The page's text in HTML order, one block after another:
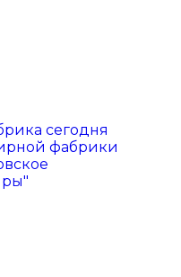
сегодня
фабрики